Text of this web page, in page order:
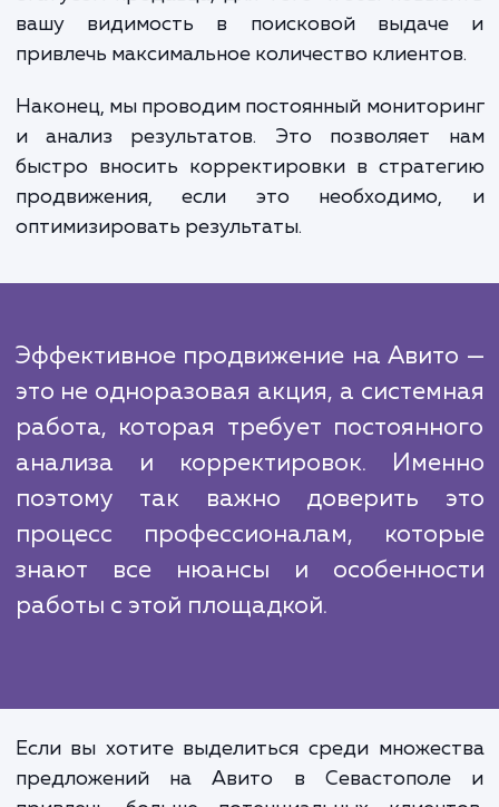
Важно также грамотно
фотографиями и другими
решающим фактором при выборе товара
услуги на Авито.
Третьим этапом является
различные стратегии и алгоритмы,
статусом продавца, для того чтобы
привлечь максимальное количество
Наконец, мы проводим постоянный
и анализ результатов. Это позволяет
быстро вносить корректировки в
продвижения, если это
оптимизировать результаты.
Эффективное продвижение на
это не одноразовая акция, а